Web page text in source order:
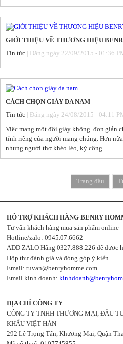
GIỚI THIỆU VỀ THƯƠNG HIỆU
Tin tức | Đăng ngày 22/09/2015 - 01:36
CÁCH CHỌN GIÀY DA NAM
Tin tức | Đăng ngày 24/08/2015 - 04:11
Việc mang một đôi giày không đơn giản
tính riêng của người mang chúng. Hơn
nhưng người thợ khéo léo, kỳ công...
Trang đầu
HỖ TRỢ KHÁCH HÀNG BENRY
Tư vấn khách hàng mua sản phẩm online
Hotline/zalo: 0945.07.6662
ADD ZALO Hãng 0327.888.226 để được
Hộp thư đánh giá và đóng góp ý kiến
Email:tuvan@benryhomme.com
Email kinh doanh:
ĐỊA CHỈ CÔNG TY
CÔNG TY TNHH THƯƠNG MẠI, ĐẦU
KHẨU VIỆT HÀN
292 Lê Trọng Tấn, Khương Mai, Quận